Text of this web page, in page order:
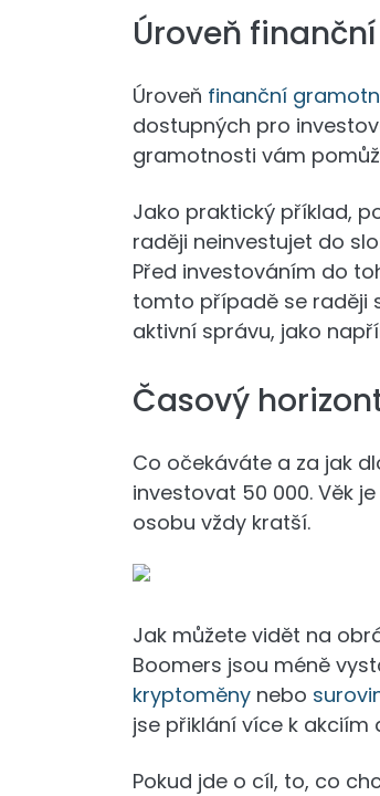
Úroveň
Úroveň finanční
dostupných pro
gramotnosti vám
Jako praktický příklad,
raději neinvestujet do
Před investováním do
tomto případě se raději
aktivní správu, jako
Časový
Co očekáváte a za jak
investovat 50 000. Věk
osobu vždy kratší.
Jak můžete vidět na
Boomers jsou méně
kryptoměny nebo
jse přiklání více k
Pokud jde o cíl, to, co